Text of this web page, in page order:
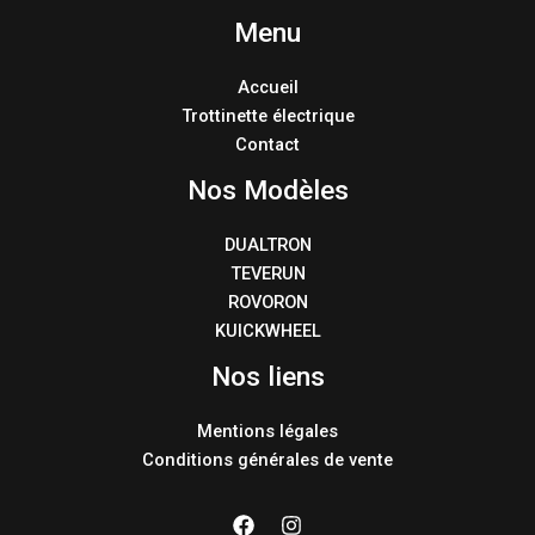
Menu
Accueil
Trottinette électrique
Contact
Nos Modèles
DUALTRON
TEVERUN
ROVORON
KUICKWHEEL
Nos liens
Mentions légales
Conditions générales de vente